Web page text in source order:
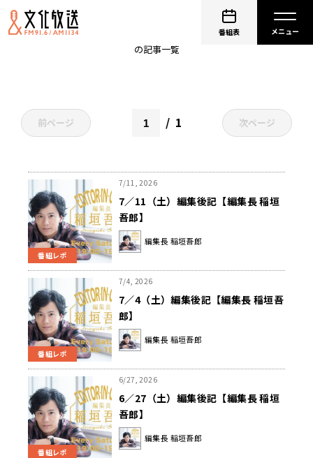
番組表
の記事一覧
前ページ 1 次ページ
番組レポ
7/11, 2026
7／11（土）編集後記【編集長 稲垣
吾郎】
編集長 稲垣吾郎
番組レポ
7/4, 2026
7／4（土）編集後記【編集長 稲垣吾
郎】
編集長 稲垣吾郎
番組レポ
6/27, 2026
6／27（土）編集後記【編集長 稲垣
吾郎】
編集長 稲垣吾郎